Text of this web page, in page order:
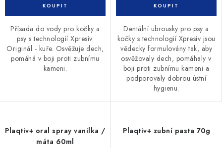
Přísada do vody pro kočky a
psy s technologií Xpresiv.
Originál - kuře. Osvěžuje dech,
pomáhá v boji proti zubnímu
kameni.
Dentální ubrousky pro psy a
kočky s technologií Xpresiv jsou
vědecky formulovány tak, aby
osvěžovaly dech, pomáhaly v
boji proti zubnímu kameni a
podporovaly dobrou ústní
hygienu.
Plaqtiv+ oral spray vanilka /
máta 60ml
Plaqtiv+ zubní pasta 70g